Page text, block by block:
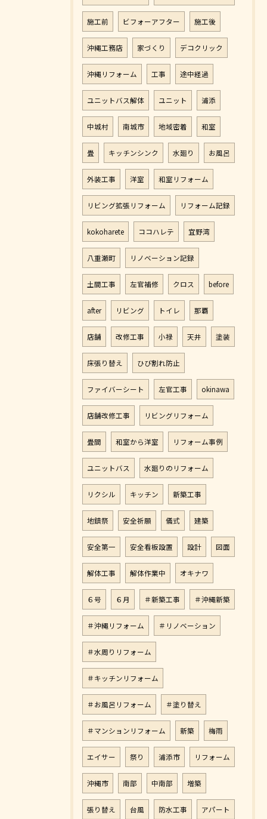
施工前 ビフォーアフター 施工後
沖縄工務店 家づくり デコクリック
沖縄リフォーム 工事 途中経過
ユニットバス解体 ユニット 浦添
中城村 南城市 地域密着 和室
畳 キッチンシンク 水廻り お風呂
外装工事 洋室 和室リフォーム
リビング拡張リフォーム リフォーム記録
kokoharete ココハレテ 宜野湾
八重瀬町 リノベーション記録
土間工事 左官補修 クロス before
after リビング トイレ 那覇
店舗 改修工事 小禄 天井 塗装
床張り替え ひび割れ防止
ファイバーシート 左官工事 okinawa
店舗改修工事 リビングリフォーム
畳間 和室から洋室 リフォーム事例
ユニットバス 水廻りのリフォーム
リクシル キッチン 新築工事
地鎮祭 安全祈願 儀式 建築
安全第一 安全看板設置 設計 図面
解体工事 解体作業中 オキナワ
６号 ６月 ＃新築工事 ＃沖縄新築
＃沖縄リフォーム ＃リノベーション
＃水周りリフォーム
＃キッチンリフォーム
＃お風呂リフォーム ＃塗り替え
＃マンションリフォーム 新築 梅雨
エイサー 祭り 浦添市 リフォーム
沖縄市 南部 中南部 増築
張り替え 台風 防水工事 アパート